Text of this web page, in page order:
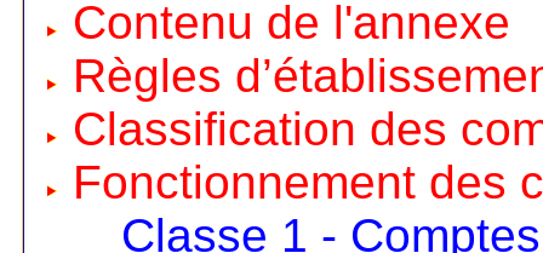
Contenu de l'annexe
Règles
Classification des
Fonctionnement des
Classe 1 -